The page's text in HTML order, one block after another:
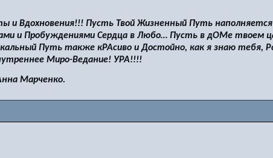
и Вдохновения!!! Пусть Твой Жизненный Путь
и Пробуждениями Сердца в Любо… Пусть в дОМе твоем
Путь также кРАсиво и Достойно, как я знаю тебя,
Миро-Ведание! УРА!!!!
Марченко.